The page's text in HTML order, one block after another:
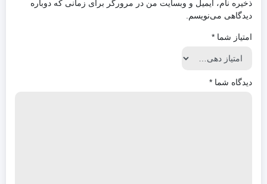
ذخیره نام، ایمیل و وبسایت من در مرورگر برای زمانی که دوباره
دیدگاهی می‌نویسم.
امتیاز شما *
دیدگاه شما *